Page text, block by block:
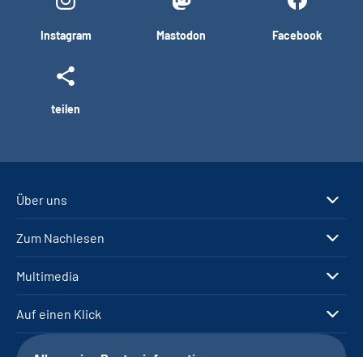
Instagram Mastodon Facebook
teilen
Über uns
Zum Nachlesen
Multimedia
Auf einen Klick